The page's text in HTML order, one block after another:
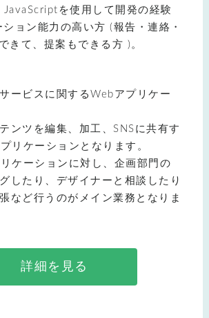
JavaScriptを使用して開発の経験
ション能力の高い方 (報告・連絡・
きて、提案もできる方 )。
ービスに関するWebアプリケー
ンツを編集、加工、SNSに共有す
リケーションとなります。
ケーションに対し、企画部門の
したり、デザイナーと相談したり
など行うのがメイン業務となりま
詳細を見る